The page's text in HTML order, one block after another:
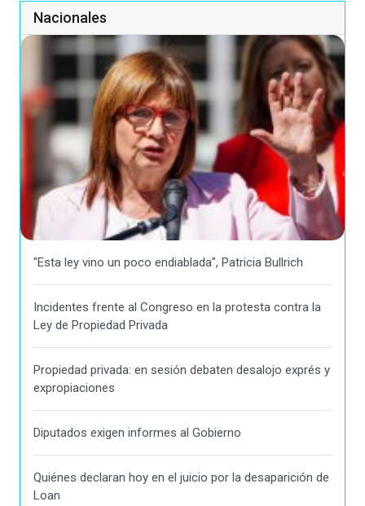
Nacionales
"Esta ley vino un poco endiablada", Patricia Bullrich
Incidentes frente al Congreso en la protesta contra la
Ley de Propiedad Privada
Propiedad privada: en sesión debaten desalojo exprés y
expropiaciones
Diputados exigen informes al Gobierno
Quiénes declaran hoy en el juicio por la desaparición de
Loan